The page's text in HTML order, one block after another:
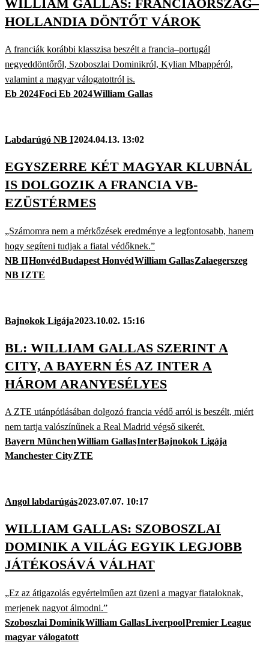
WILLIAM GALLAS: FRANCIAORSZÁG–
HOLLANDIA DÖNTŐT VÁROK
A franciák korábbi klasszisa beszélt a francia–portugál
negyeddöntőről, Szoboszlai Dominikról, Kylian Mbappéról,
valamint a magyar válogatottról is.
Eb 2024Foci Eb 2024William Gallas
Labdarúgó NB I2024.04.13. 13:02
EGYSZERRE KÉT MAGYAR KLUBNÁL
IS DOLGOZIK A FRANCIA VB-
EZÜSTÉRMES
„Számomra nem a mérkőzések eredménye a legfontosabb, hanem
hogy segíteni tudjak a fiatal védőknek.”
NB IIHonvédBudapest HonvédWilliam GallasZalaegerszeg
NB IZTE
Bajnokok Ligája2023.10.02. 15:16
BL: WILLIAM GALLAS SZERINT A
CITY, A BAYERN ÉS AZ INTER A
HÁROM ARANYESÉLYES
A ZTE utánpótlásában dolgozó francia védő arról is beszélt, miért
nem tartja valószínűnek a Real Madrid végső sikerét.
Bayern MünchenWilliam GallasInterBajnokok Ligája
Manchester CityZTE
Angol labdarúgás2023.07.07. 10:17
WILLIAM GALLAS: SZOBOSZLAI
DOMINIK A VILÁG EGYIK LEGJOBB
JÁTÉKOSÁVÁ VÁLHAT
„Ez az átigazolás egyértelműen azt üzeni a magyar fiataloknak,
merjenek nagyot álmodni.”
Szoboszlai DominikWilliam GallasLiverpoolPremier League
magyar válogatott